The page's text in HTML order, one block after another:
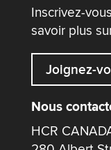
Inscrivez-
savoir plus
Joignez-
Nous
HCR